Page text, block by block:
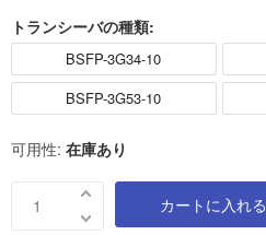
トランシーバの種類:
BSFP-3G34-10
BSFP-3G53-10
可用性: 在庫あり
カートに入れる